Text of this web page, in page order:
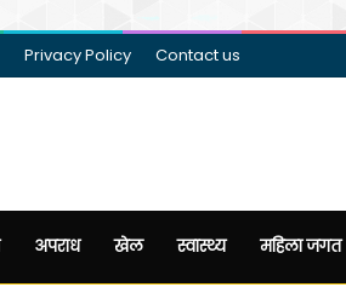
Privacy Policy Contact us
अपराध खेल स्वास्थ्य महिला जगत